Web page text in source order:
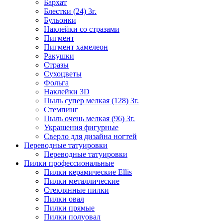
Бархат
Блестки (24) 3г.
Бульонки
Наклейки со стразами
Пигмент
Пигмент хамелеон
Ракушки
Стразы
Сухоцветы
Фольга
Наклейки 3D
Пыль супер мелкая (128) 3г.
Стемпинг
Пыль очень мелкая (96) 3г.
Украшения фигурные
Сверло для дизайна ногтей
Переводные татуировки
Переводные татуировки
Пилки профессиональные
Пилки керамические Ellis
Пилки металлические
Стеклянные пилки
Пилки овал
Пилки прямые
Пилки полуовал